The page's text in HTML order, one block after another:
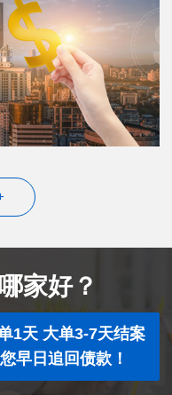
家好？
1天 大单3-7天结案
早日追回债款！